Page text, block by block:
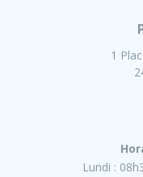
1
Lundi :